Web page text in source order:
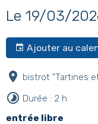
Le 19/03/
Ajouter au
bistrot "Tartines
Durée : 2 h
entrée libre